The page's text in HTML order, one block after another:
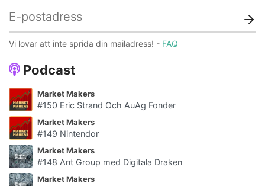
Podcast
Market Makers
#150 Eric Strand Och AuAg Fonder
Market Makers
#149 Nintendor
Market Makers
#148 Ant Group med Digitala Draken
Market Makers
Vi lovar att inte sprida din mailadress! - FAQ